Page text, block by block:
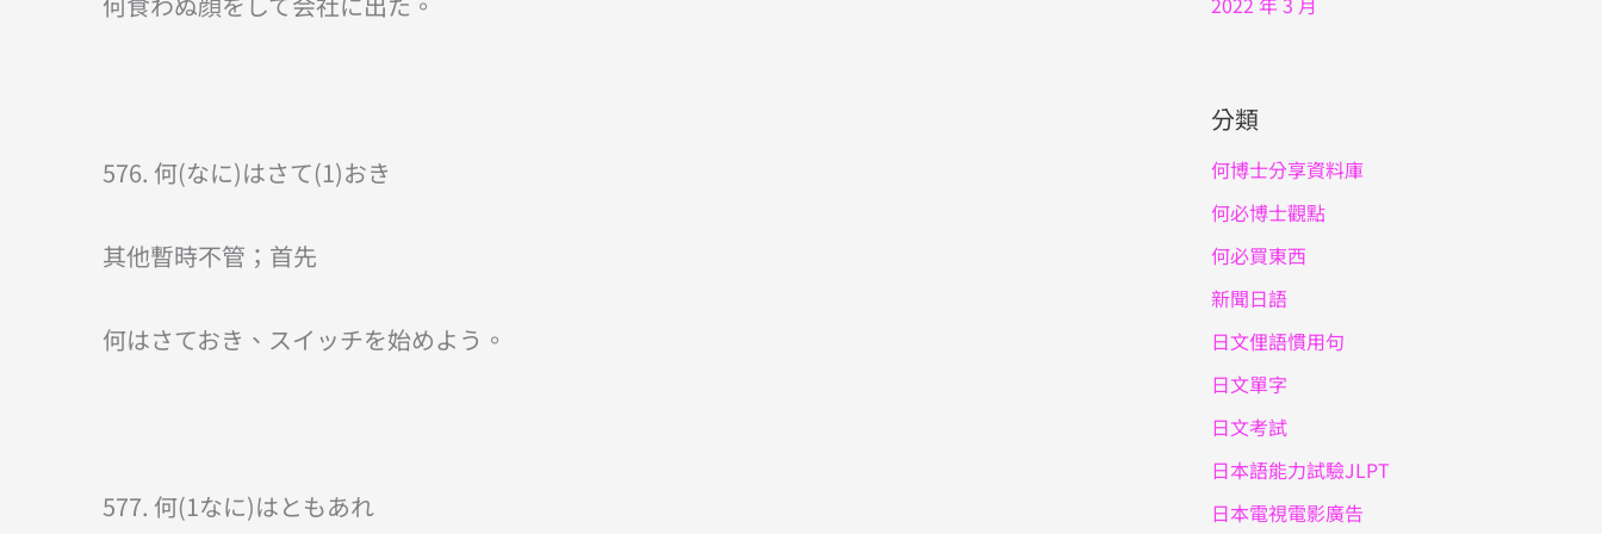
576. 何(なに)はさて(1)おき
其他暫時不管；首先
何はさておき、スイッチを始めよう。
577. 何(1なに)はともあれ
分類
何博士分享資料庫
何必博士觀點
何必買東西
新聞日語
日文俚語慣用句
日文單字
日文考試
日本語能力試驗JLPT
日本電視電影廣告